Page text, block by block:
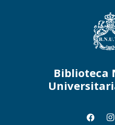
Biblioteca